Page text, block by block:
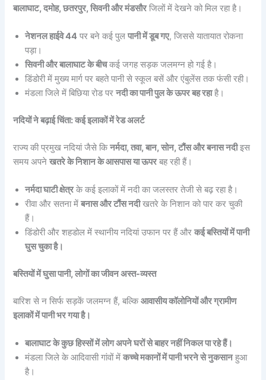
बालाघाट, दमोह, छतरपुर, सिवनी और मंडसौरजिलों में देखने को मिल रहा है।
नेशनल हाईवे 44 पर बने कई पुलपानी में डूब गए, जिससे यातायात रोकना
पड़ा।
सिवनी और बालाघाट के बीचकई जगह सड़क जलमग्न हो गई है।
डिंडोरी में मुख्य मार्ग पर बहते पानी से स्कूल बसें और एंबुलेंस तक फंसी रही।
मंडला जिले में बिछिया रोड परनदी का पानी पुल के ऊपर बह रहाहै।
नदियों ने बढ़ाई चिंता: कई इलाकों में रेड अलर्ट
राज्य की प्रमुख नदियां जैसे किनर्मदा, तवा, बान, सोन, टौंस और बनास नदीइस
समय अपनेखतरे के निशान के आसपास या ऊपरबह रही हैं।
नर्मदा घाटी क्षेत्रके कई इलाकों में नदी का जलस्तर तेजी से बढ़ रहा है।
रीवा और सतना मेंबनास और टौंस नदीखतरे के निशान को पार कर चुकी
हैं।
डिंडोरी और शहडोल में स्थानीय नदियां उफान पर हैं औरकई बस्तियों में पानी
घुस चुका है।
बस्तियों में घुसा पानी, लोगों का जीवन अस्त-व्यस्त
बारिश से न सिर्फ सड़कें जलमग्न हैं, बल्किआवासीय कॉलोनियों और ग्रामीण
इलाकों में पानी भर गया है।
बालाघाट के कुछ हिस्सों में लोग अपने घरों से बाहर नहीं निकल पा रहे हैं।
मंडला जिले के आदिवासी गांवों मेंकच्चे मकानों में पानी भरने से नुकसानहुआ
है।